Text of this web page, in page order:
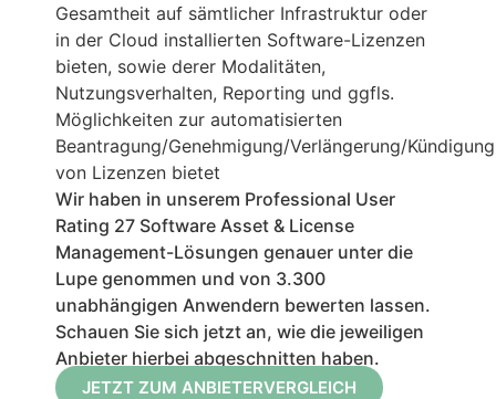
Gesamtheit auf sämtlicher Infrastruktur oder
in der Cloud installierten Software-Lizenzen
bieten, sowie derer Modalitäten,
Nutzungsverhalten, Reporting und ggfls.
Möglichkeiten zur automatisierten
Beantragung/Genehmigung/Verlängerung/Kündigung
von Lizenzen bietet
Wir haben in unserem Professional User
Rating 27 Software Asset & License
Management-Lösungen genauer unter die
Lupe genommen und von 3.300
unabhängigen Anwendern bewerten lassen.
Schauen Sie sich jetzt an, wie die jeweiligen
Anbieter hierbei abgeschnitten haben.
JETZT ZUM ANBIETERVERGLEICH